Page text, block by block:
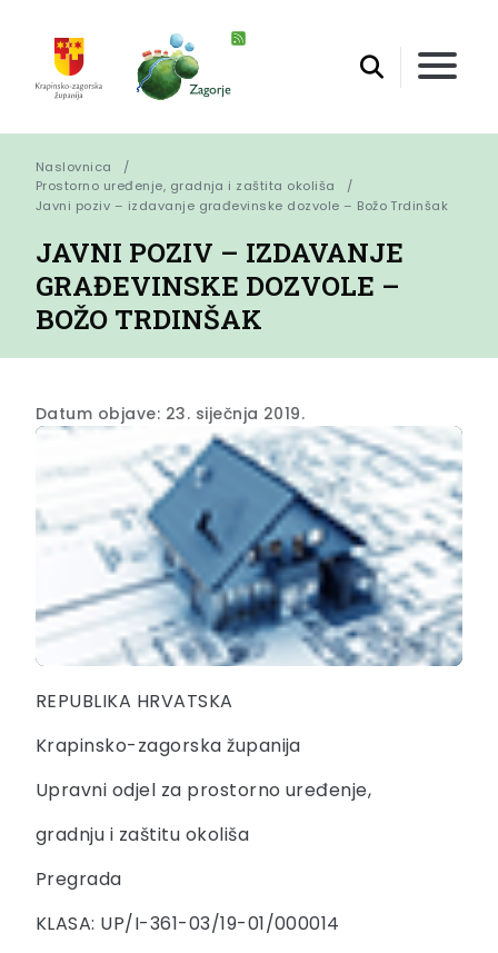
Naslovnica
Prostorno uređenje, gradnja i zaštita okoliša
Javni poziv – izdavanje građevinske dozvole – Božo Trdinšak
JAVNI POZIV – IZDAVANJE
GRAĐEVINSKE DOZVOLE –
BOŽO TRDINŠAK
Datum objave: 23. siječnja 2019.
REPUBLIKA HRVATSKA
Krapinsko-zagorska županija
Upravni odjel za prostorno uređenje,
gradnju i zaštitu okoliša
Pregrada
KLASA: UP/I-361-03/19-01/000014